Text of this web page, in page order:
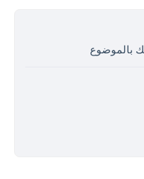
بالموضوع